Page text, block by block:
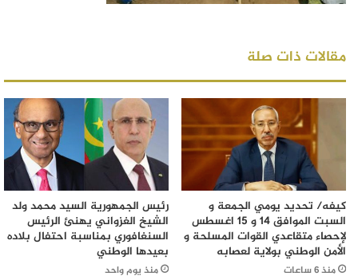
مقالات ذات صلة
كيفه/ تحديد يومي الجمعة و
السبت الموافق 14 و 15 اغسطس
لإحصاء متقاعدي القوات المسلحة و
الأمن الوطني بولاية لعصابه
منذ 6 ساعات
رئيس الجمهورية السيد محمد ولد
الشيخ الغزواني يهنئ الرئيس
السنغافوري بمناسبة احتفال بلاده
بعيدها الوطني
منذ يوم واحد